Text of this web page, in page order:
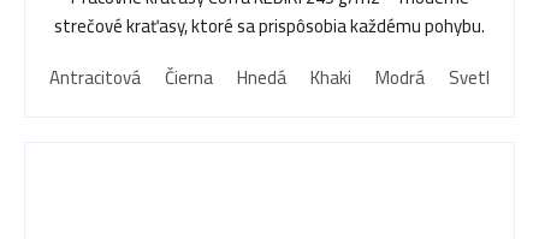
strečové kraťasy, ktoré sa prispôsobia každému pohybu.
Antracitová
Čierna Hnedá Khaki Modrá Svetlo